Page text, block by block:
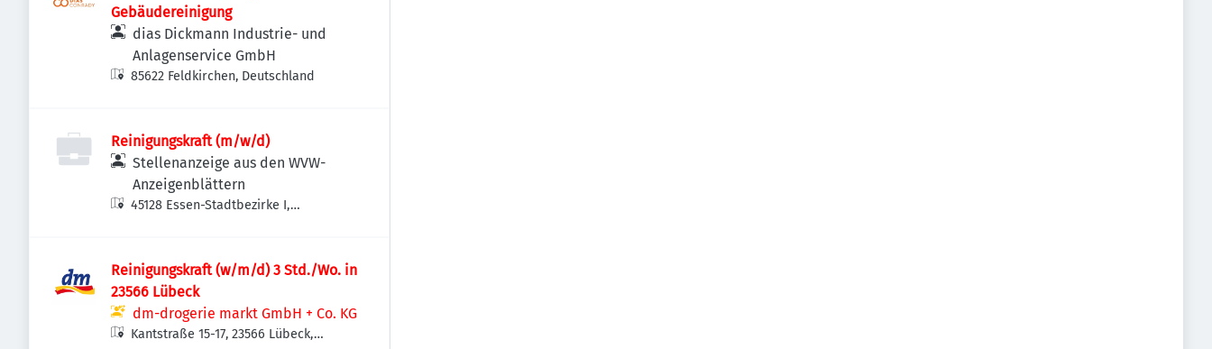
Gebäudereinigung
dias Dickmann Industrie- und
Anlagenservice GmbH
85622 Feldkirchen, Deutschland
Reinigungskraft (m/w/d)
Stellenanzeige aus den WVW-
Anzeigenblättern
45128 Essen-Stadtbezirke I,
Reinigungskraft (w/m/d) 3 Std./Wo. in
23566 Lübeck
dm-drogerie markt GmbH + Co. KG
Kantstraße 15-17, 23566 Lübeck,